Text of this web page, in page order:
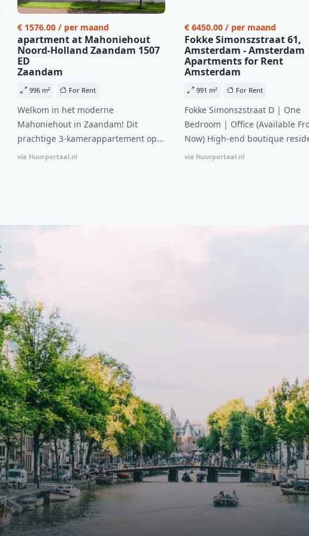
€ 1576.00 / per maand
apartment at Mahoniehout
Noord-Holland Zaandam 1507
ED
Zaandam
996 m² For Rent
Welkom in het moderne
Mahoniehout in Zaandam! Dit
prachtige 3-kamerappartement op
de 6e verdieping biedt een ideale
van €107,50 per maand is dit een
woonkamer met open keuken,
samen goed voor 44 m² aan
leefruimte. De lichte woonkamer
biedt genoeg ruimte voor een
gezellige zithoek én een stijlvolle
eethoek. De keuken is van alle
gemakken voorzien, perfect voor het
bereiden van heerlijke maaltijden.
Vanuit de woonkamer stap je zo het
balkon op, waar je kunt genieten
van een prachtig uitzicht en een
moment van rust. De woning
beschikt over twee comfortabele
slaapkamers van respectievelijk 12,1
m² en 8 m². Beide kamers bieden tal
van mogelijkheden, zoals een fijne
via Huurportaal.nl
€ 6450.00 / per maand
Fokke Simonszstraat 61,
Amsterdam - Amsterdam
Apartments for Rent
Amsterdam
991 m² For Rent
Fokke Simonszstraat D | One
Bedroom | Office (Available
Now) High-end boutique
complex in De Pijp feautring an
storage and secure bicycle
with an elegant lobby with an
elevator and green communal
spaces.The building
solar panels to generate
supply. The windows have
control glazing, and the
have climate control driven by
thermal energy storage
Underfloor heating and
via Huurportaal.nl